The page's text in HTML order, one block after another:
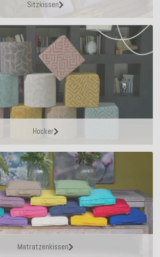
Sitzkissen
Hocker
Matratzenkissen